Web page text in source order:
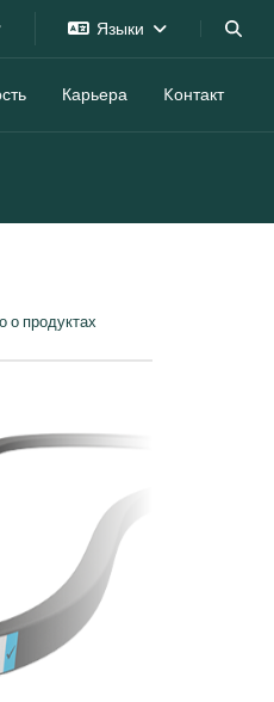
Языки
Карьера Kонтакт
о продуктах